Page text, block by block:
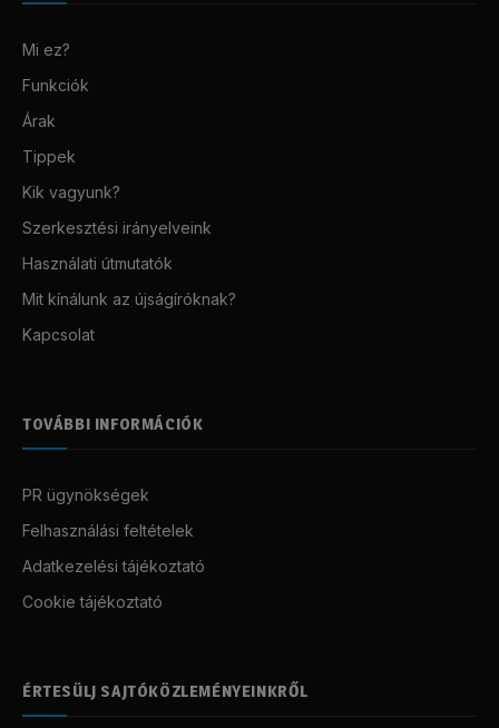
Mi ez?
Funkciók
Árak
Tippek
Kik vagyunk?
Szerkesztési irányelveink
Használati útmutatók
Mit kínálunk az újságíróknak?
Kapcsolat
TOVÁBBI INFORMÁCIÓK
PR ügynökségek
Felhasználási feltételek
Adatkezelési tájékoztató
Cookie tájékoztató
ÉRTESÜLJ SAJTÓKÖZLEMÉNYEINKRŐL